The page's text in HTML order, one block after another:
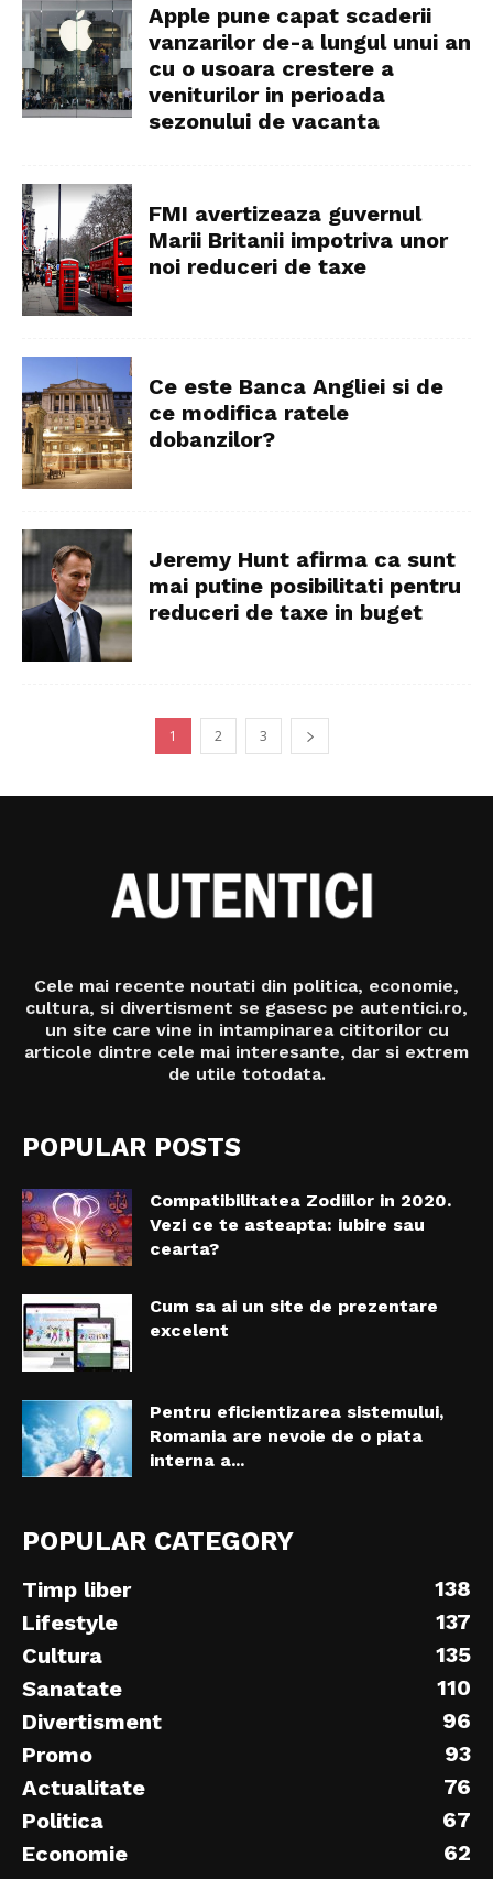
Apple pune capat scaderii
vanzarilor de-a lungul unui an
cu o usoara crestere a
veniturilor in perioada
sezonului de vacanta
FMI avertizeaza guvernul
Marii Britanii impotriva unor
noi reduceri de taxe
Ce este Banca Angliei si de
ce modifica ratele
dobanzilor?
Jeremy Hunt afirma ca sunt
mai putine posibilitati pentru
reduceri de taxe in buget
1 2 3
Cele mai recente noutati din politica, economie,
cultura, si divertisment se gasesc pe autentici.ro,
un site care vine in intampinarea cititorilor cu
articole dintre cele mai interesante, dar si extrem
de utile totodata.
POPULAR POSTS
Compatibilitatea Zodiilor in 2020.
Vezi ce te asteapta: iubire sau
cearta?
Cum sa ai un site de prezentare
excelent
Pentru eficientizarea sistemului,
Romania are nevoie de o piata
interna a...
POPULAR CATEGORY
Timp liber
138
Lifestyle
137
Cultura
135
Sanatate
110
Divertisment
96
Promo
93
Actualitate
76
Politica
67
Economie
62